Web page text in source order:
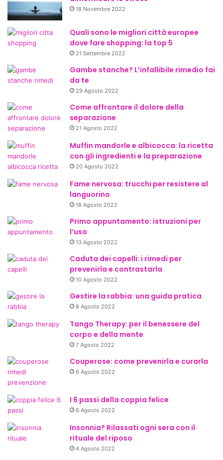
18 Novembre 2022
Quali sono le migliori città europee
dove fare shopping: la top 5
21 Settembre 2022
Gambe stanche? L’infallibile rimedio fai
da te
29 Agosto 2022
Come affrontare il dolore della
separazione
21 Agosto 2022
Muffin mandorle e albicocca: la ricetta
con gli ingredienti e la preparazione
20 Agosto 2022
Fame nervosa: trucchi per resistere al
languorino
18 Agosto 2022
Primo appuntamento: istruzioni per
l’uso
13 Agosto 2022
Caduta dei capelli: i rimedi per
prevenirla e contrastarla
10 Agosto 2022
Gestire la rabbia: una guida pratica
8 Agosto 2022
Tango Therapy: per il benessere del
corpo e della mente
7 Agosto 2022
Couperose: come prevenirla e curarla
6 Agosto 2022
I 6 passi della coppia felice
6 Agosto 2022
Insonnia? Rilassati ogni sera con il
rituale del riposo
4 Agosto 2022